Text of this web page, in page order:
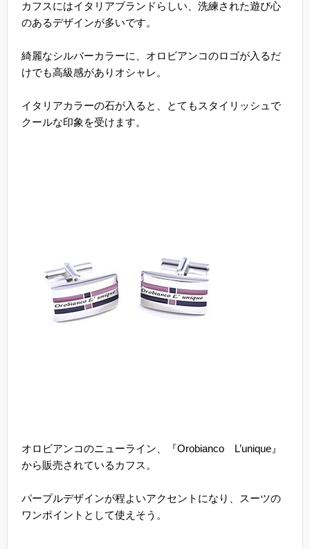
カフスにはイタリアブランドらしい、洗練された遊び心
のあるデザインが多いです。
綺麗なシルバーカラーに、オロビアンコのロゴが入るだ
けでも高級感がありオシャレ。
イタリアカラーの石が入ると、とてもスタイリッシュで
クールな印象を受けます。
オロビアンコのニューライン、『Orobianco L’unique』
から販売されているカフス。
パープルデザインが程よいアクセントになり、スーツの
ワンポイントとして使えそう。